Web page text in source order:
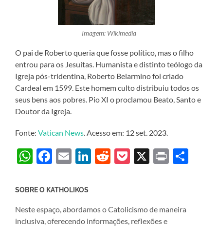
Imagem: Wikimedia
O pai de Roberto queria que fosse político, mas o filho
entrou para os Jesuítas. Humanista e distinto teólogo da
Igreja pós-tridentina, Roberto Belarmino foi criado
Cardeal em 1599. Este homem culto distribuiu todos os
seus bens aos pobres. Pio XI o proclamou Beato, Santo e
Doutor da Igreja.
Fonte:Vatican News. Acesso em: 12 set. 2023.
WhatsApp
Facebook
EmailLinkedIn
Reddit
Pocket
X Print
SOBRE O KATHOLIKOS
Neste espaço, abordamos o Catolicismo de maneira
inclusiva, oferecendo informações, reflexões e